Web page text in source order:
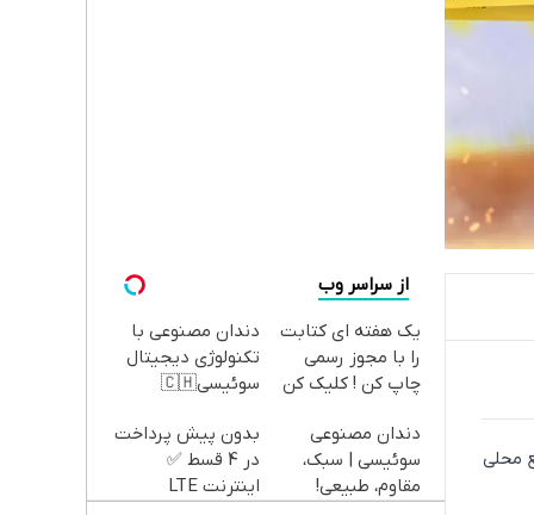
محلی
از سراسر وب
یک هفته ای کتابت
را با مجوز رسمی
چاپ کن ! کلیک کن
دندان مصنوعی با
تکنولوژی دیجیتال
سوئیسی🇨🇭
دندان مصنوعی
سوئیسی | سبک،
مقاوم، طبیعی!
بدون پیش پرداخت
در 4 قسط ✅
اینترنت LTE